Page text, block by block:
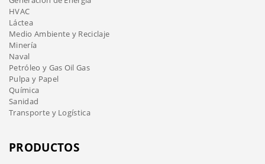
HVAC
Láctea
Medio Ambiente y Reciclaje
Minería
Naval
Petróleo y Gas Oil Gas
Pulpa y Papel
Química
Sanidad
Transporte y Logística
PRODUCTOS